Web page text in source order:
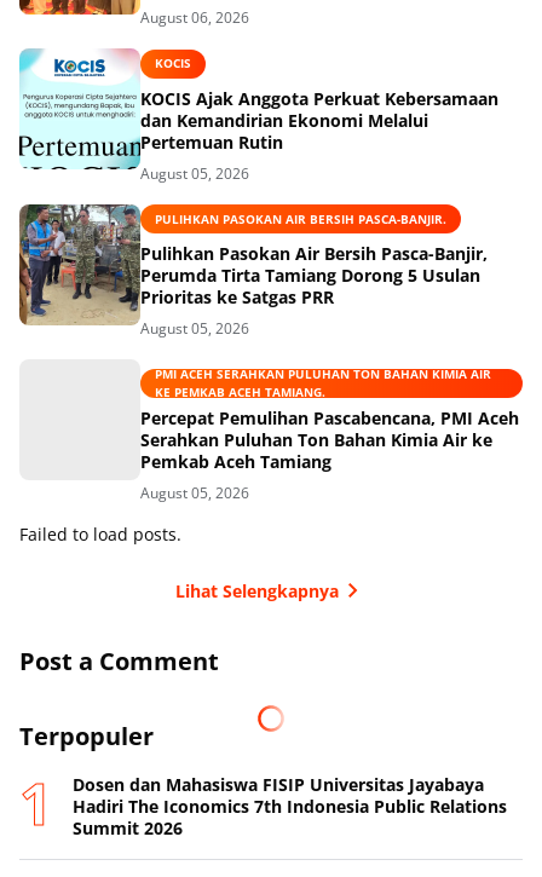
August 06, 2026
KOCIS
KOCIS Ajak Anggota Perkuat Kebersamaan
dan Kemandirian Ekonomi Melalui
Pertemuan Rutin
August 05, 2026
PULIHKAN PASOKAN AIR BERSIH PASCA-BANJIR.
Pulihkan Pasokan Air Bersih Pasca-Banjir,
Perumda Tirta Tamiang Dorong 5 Usulan
Prioritas ke Satgas PRR
August 05, 2026
PMI ACEH SERAHKAN PULUHAN TON BAHAN KIMIA AIR
KE PEMKAB ACEH TAMIANG.
Percepat Pemulihan Pascabencana, PMI Aceh
Serahkan Puluhan Ton Bahan Kimia Air ke
Pemkab Aceh Tamiang
August 05, 2026
Failed to load posts.
Lihat Selengkapnya
Post a Comment
Terpopuler
Dosen dan Mahasiswa FISIP Universitas Jayabaya
Hadiri The Iconomics 7th Indonesia Public Relations
Summit 2026